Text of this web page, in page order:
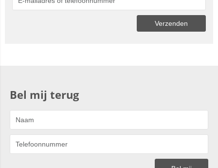
Bel mij terug